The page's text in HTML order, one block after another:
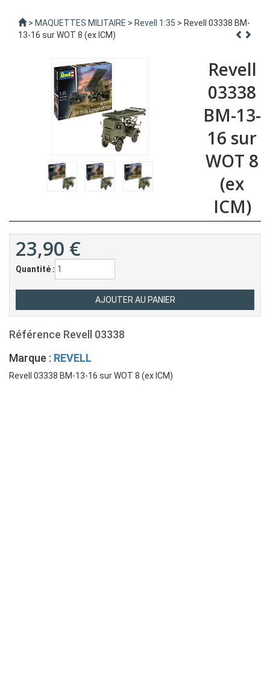
> MAQUETTES MILITAIRE > Revell 1:35 > Revell 03338 BM-
13-16 sur WOT 8 (ex ICM)
Revell
03338
BM-13-
16 sur
WOT 8
(ex
ICM)
23,90 €
Quantité :
Référence Revell 03338
Marque : REVELL
Revell 03338 BM-13-16 sur WOT 8 (ex ICM)